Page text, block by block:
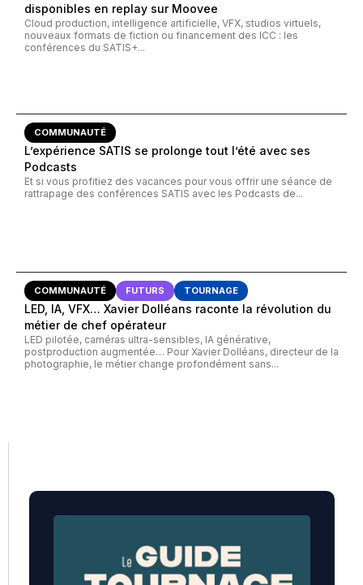
disponibles en replay sur Moovee
Cloud production, intelligence artificielle, VFX, studios virtuels,
nouveaux formats de fiction ou financement des ICC : les
conférences du SATIS+...
COMMUNAUTÉ
L’expérience SATIS se prolonge tout l’été avec ses
Podcasts
Et si vous profitiez des vacances pour vous offrir une séance de
rattrapage des conférences SATIS avec les Podcasts de...
COMMUNAUTÉ FUTURS TOURNAGE
LED, IA, VFX… Xavier Dolléans raconte la révolution du
métier de chef opérateur
LED pilotée, caméras ultra-sensibles, IA générative,
postproduction augmentée… Pour Xavier Dolléans, directeur de la
photographie, le métier change profondément sans...